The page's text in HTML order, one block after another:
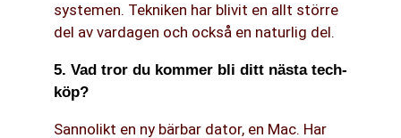
systemen. Tekniken har blivit en allt större
del av vardagen och också en naturlig del.
5. Vad tror du kommer bli ditt nästa tech-
köp?
Sannolikt en ny bärbar dator, en Mac. Har